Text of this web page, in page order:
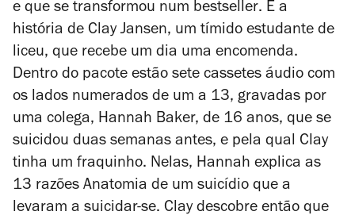
e que se transformou num bestseller. É a
história de Clay Jansen, um tímido estudante de
liceu, que recebe um dia uma encomenda.
Dentro do pacote estão sete cassetes áudio com
os lados numerados de um a 13, gravadas por
uma colega, Hannah Baker, de 16 anos, que se
suicidou duas semanas antes, e pela qual Clay
tinha um fraquinho. Nelas, Hannah explica as
13 razões Anatomia de um suicídio que a
levaram a suicidar-se. Clay descobre então que